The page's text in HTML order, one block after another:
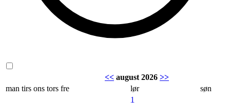
<< august 2026 >>
man tirs ons tors fre lør søn
1